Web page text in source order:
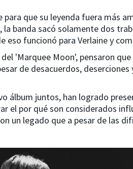
que su leyenda fuera más
la banda sacó solamente dos
eso funcionó para Verlaine y
'Marquee Moon', pensaron
de desacuerdos,
álbum juntos, han logrado
el por qué son considerados
un legado que a pesar de las